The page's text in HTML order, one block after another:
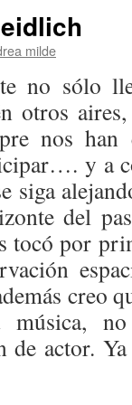
milde
no sólo
otros
nos han
y a
siga
del
por
creo
de actor.